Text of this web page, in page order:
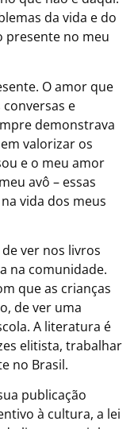
da vida e do
presente no meu
O amor que
e
demonstrava
valorizar os
e o meu amor
avô – essas
vida dos meus
ver nos livros
na comunidade.
que as crianças
de ver uma
A literatura é
elitista, trabalhar
no Brasil.
publicação
à cultura, a lei